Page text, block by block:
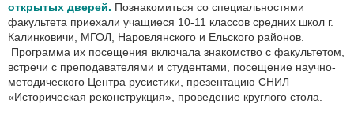
открытых дверей. Познакомиться со специальностями
факультета приехали учащиеся 10-11 классов средних школ г.
Калинковичи, МГОЛ, Наровлянского и Ельского районов.
Программа их посещения включала знакомство с факультетом,
встречи с преподавателями и студентами, посещение научно-
методического Центра русистики, презентацию СНИЛ
«Историческая реконструкция», проведение круглого стола.